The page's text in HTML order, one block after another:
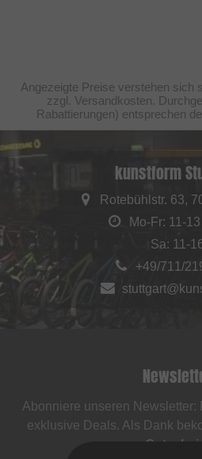
Angezeigte Preise verstehen sich
zzgl. Versandkosten.
Rabattierungen) entsprechen
kunstform
Rotebühlstr. 63,
Mo-Fr: 11-
Sa: 11-
+49/711/
Abonniere unseren Newsletter:
exklusive Deals. Als Dank
Gutschein